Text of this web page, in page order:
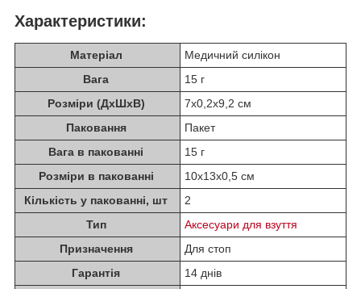
Характеристики:
Матеріал
Медичний силікон
Вага
15 г
Розміри (ДхШхВ)
7х0,2х9,2 см
Паковання
Пакет
Вага в пакованні
15 г
Розміри в пакованні
10х13х0,5 см
Кількість у пакованні, шт
2
Тип
Аксесуари для взуття
Призначення
Для стоп
Гарантія
14 днів